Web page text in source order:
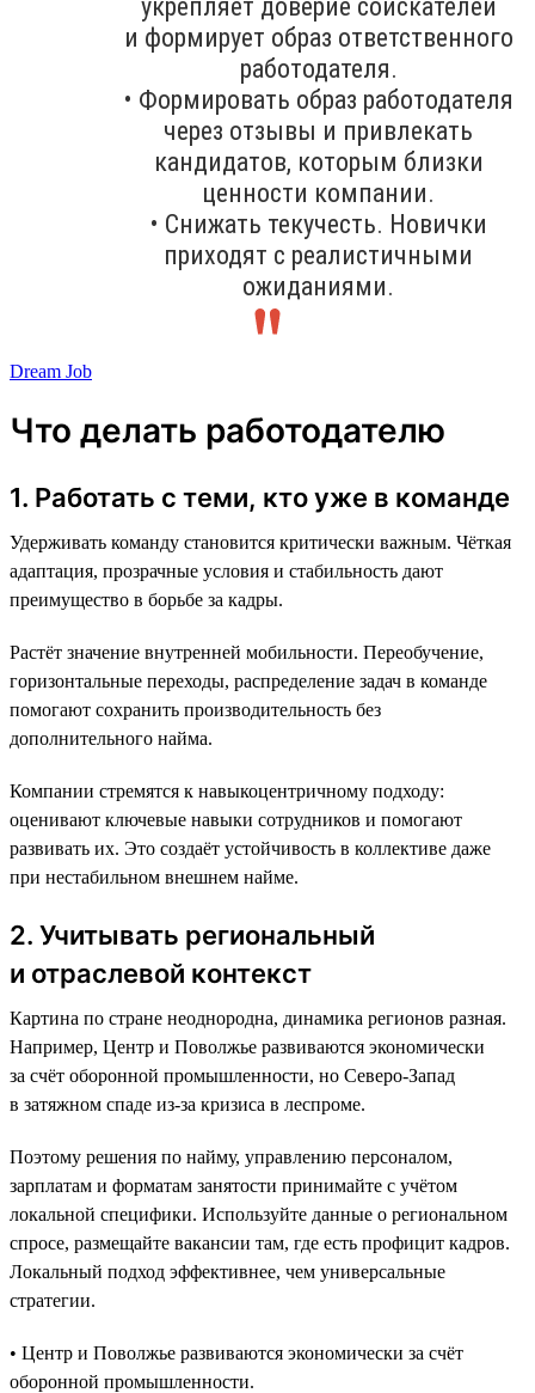
укрепляет доверие соискателей
и формирует образ ответственного
работодателя.
• Формировать образ работодателя
через отзывы и привлекать
кандидатов, которым близки
ценности компании.
• Снижать текучесть. Новички
приходят с реалистичными
ожиданиями.
Dream Job
Что делать работодателю
1. Работать с теми, кто уже в команде
Удерживать команду становится критически важным. Чёткая
адаптация, прозрачные условия и стабильность дают
преимущество в борьбе за кадры.
Растёт значение внутренней мобильности. Переобучение,
горизонтальные переходы, распределение задач в команде
помогают сохранить производительность без
дополнительного найма.
Компании стремятся к навыкоцентричному подходу:
оценивают ключевые навыки сотрудников и помогают
развивать их. Это создаёт устойчивость в коллективе даже
при нестабильном внешнем найме.
2. Учитывать региональный
и отраслевой контекст
Картина по стране неоднородна, динамика регионов разная.
Например, Центр и Поволжье развиваются экономически
за счёт оборонной промышленности, но Северо-Запад
в затяжном спаде из-за кризиса в леспроме.
Поэтому решения по найму, управлению персоналом,
зарплатам и форматам занятости принимайте с учётом
локальной специфики. Используйте данные о региональном
спросе, размещайте вакансии там, где есть профицит кадров.
Локальный подход эффективнее, чем универсальные
стратегии.
• Центр и Поволжье развиваются экономически за счёт
оборонной промышленности.